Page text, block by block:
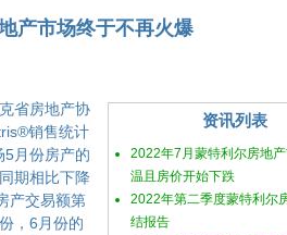
产市场终于不再火爆
资讯列表
2022年7月蒙特利尔房地
温且房价开始下跌
2022年第二季度蒙特利尔
结报告
省房地产协
销售统计
5月份房产的
期相比下降
产交易额第
，6月份的